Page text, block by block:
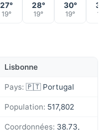
27°
19°
28°
19°
30°
19° 19°
Lisbonne
Pays: 🇵🇹 Portugal
Population: 517,802
Coordonnées: 38.73,